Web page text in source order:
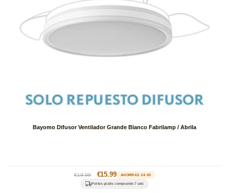
Bayomo Difusor Ventilador Grande Blanco Fabrilamp / Abrila
Precio
habitual
€19.99
Precio
de
€15.99 AHORRAS €4.00
Portes gratis comprando 7 uds